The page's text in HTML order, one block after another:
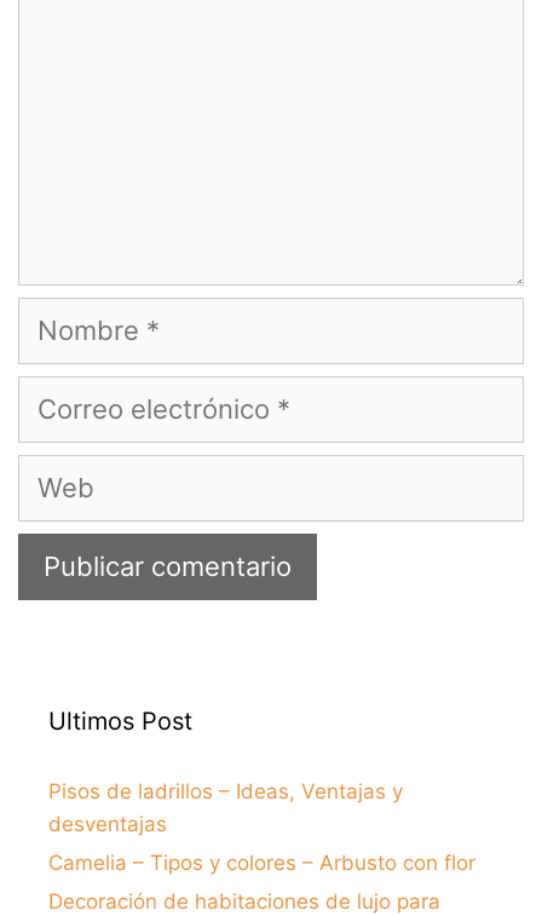
Nombre
Correo
electrónico
Web
Ultimos Post
Pisos de ladrillos – Ideas, Ventajas y
desventajas
Camelia – Tipos y colores – Arbusto con flor
Decoración de habitaciones de lujo para